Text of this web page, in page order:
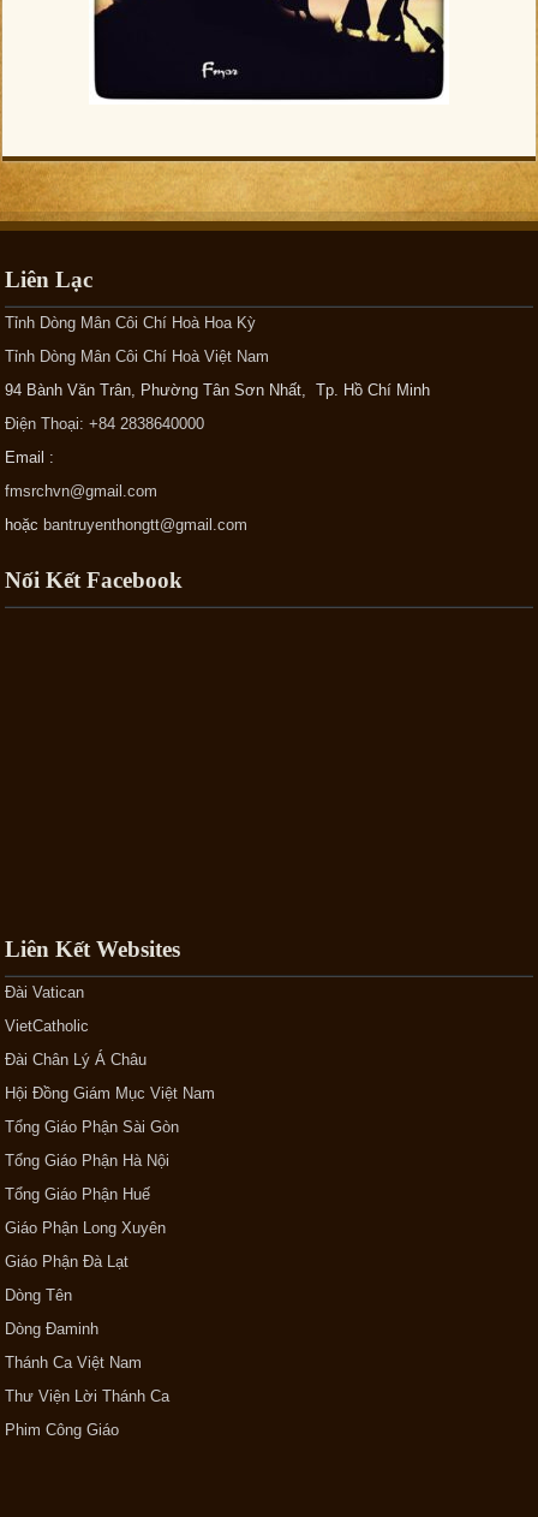
Liên Lạc
Tỉnh Dòng Mân Côi Chí Hoà Hoa Kỳ
Tỉnh Dòng Mân Côi Chí Hoà Việt Nam
94 Bành Văn Trân, Phường Tân Sơn Nhất, Tp. Hồ Chí Minh
Điện Thoại: +84 2838640000
Email :
fmsrchvn@gmail.com
hoặc bantruyenthongtt@gmail.com
Nối Kết Facebook
Liên Kết Websites
Đài Vatican
VietCatholic
Đài Chân Lý Á Châu
Hội Đồng Giám Mục Việt Nam
Tổng Giáo Phận Sài Gòn
Tổng Giáo Phận Hà Nội
Tổng Giáo Phận Huế
Giáo Phận Long Xuyên
Giáo Phận Đà Lạt
Dòng Tên
Dòng Đaminh
Thánh Ca Việt Nam
Thư Viện Lời Thánh Ca
Phim Công Giáo